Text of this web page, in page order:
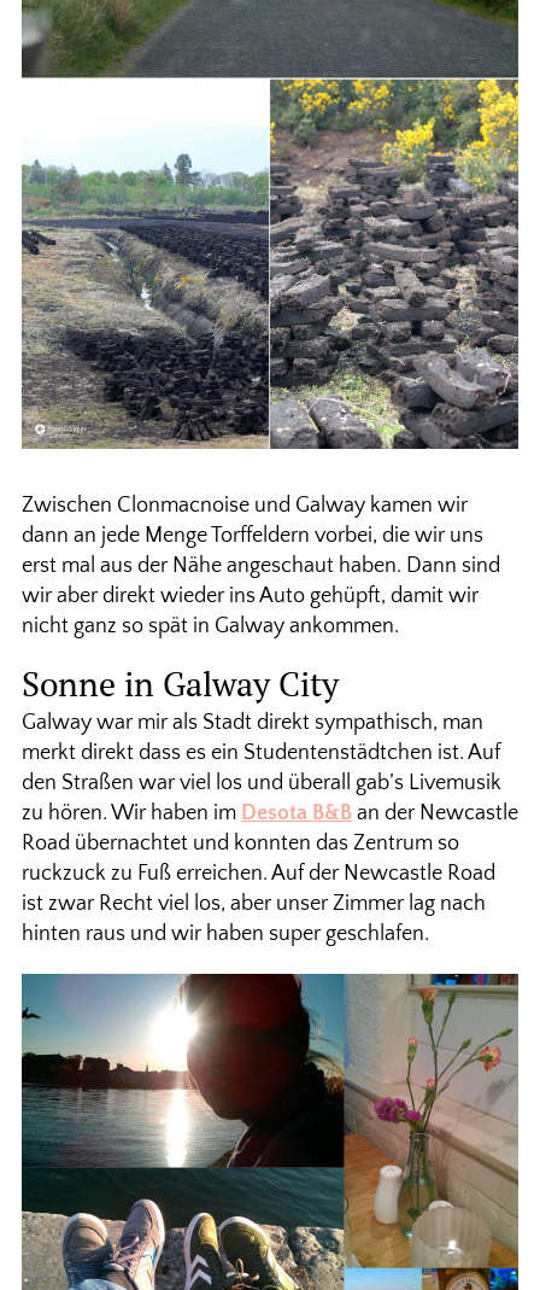
Zwischen Clonmacnoise und Galway kamen wir
dann an jede Menge Torffeldern vorbei, die wir uns
erst mal aus der Nähe angeschaut haben. Dann sind
wir aber direkt wieder ins Auto gehüpft, damit wir
nicht ganz so spät in Galway ankommen.
Sonne in Galway City
Galway war mir als Stadt direkt sympathisch, man
merkt direkt dass es ein Studentenstädtchen ist. Auf
den Straßen war viel los und überall gab’s Livemusik
zu hören. Wir haben im Desota B&Ban der Newcastle
Road übernachtet und konnten das Zentrum so
ruckzuck zu Fuß erreichen. Auf der Newcastle Road
ist zwar Recht viel los, aber unser Zimmer lag nach
hinten raus und wir haben super geschlafen.